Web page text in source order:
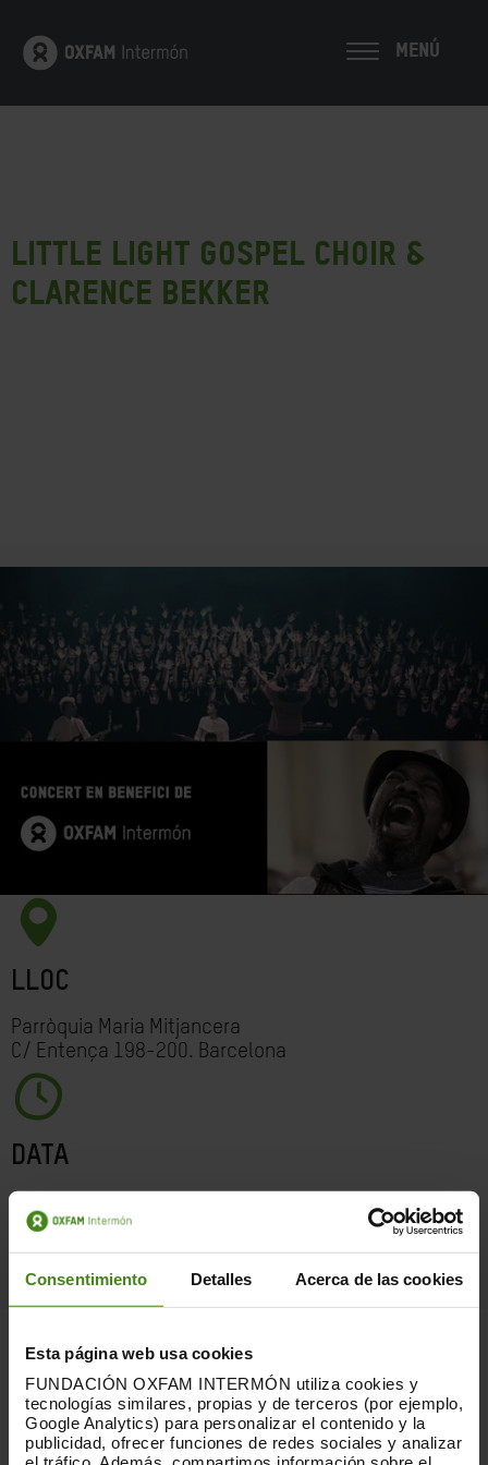
Consentimiento Detalles Acerca de las cookies
Esta página web usa cookies
FUNDACIÓN OXFAM INTERMÓN utiliza cookies y
tecnologías similares, propias y de terceros (por ejemplo,
Google Analytics) para personalizar el contenido y la
publicidad, ofrecer funciones de redes sociales y analizar
MENÚ
Little Light Gospel Choir &
Clarence Bekker
LLOC
Parròquia Maria Mitjancera
C/ Entença 198-200. Barcelona
DATA
21.30
Concert benèfic
Us convidem al concert en benefici d'Oxfam